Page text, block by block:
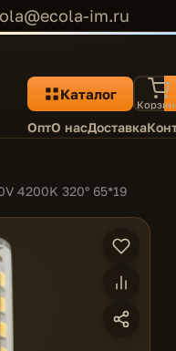
im.ru
Каталог
ОптО насДоставка
4200K 320° 65*19